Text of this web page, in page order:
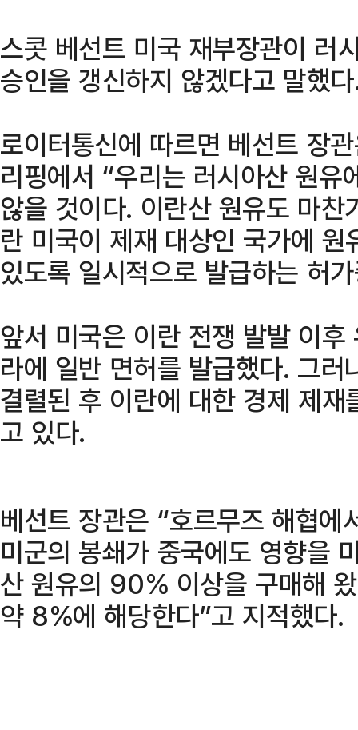
스콧 베선트 미국 재부장관이 러
승인을 갱신하지 않겠다고 말했
로이터통신에 따르면 베선트 장
리핑에서 “우리는 러시아산 원
않을 것이다. 이란산 원유도 마
란 미국이 제재 대상인 국가에
있도록 일시적으로 발급하는 허
앞서 미국은 이란 전쟁 발발 이
라에 일반 면허를 발급했다. 그
결렬된 후 이란에 대한 경제 제
고 있다.
베선트 장관은 “호르무즈 해협
미군의 봉쇄가 중국에도 영향을
산 원유의 90% 이상을 구매해
약 8%에 해당한다”고 지적했다.